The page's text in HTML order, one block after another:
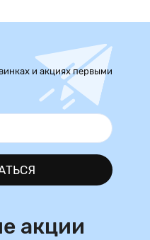
и акциях первыми
акции